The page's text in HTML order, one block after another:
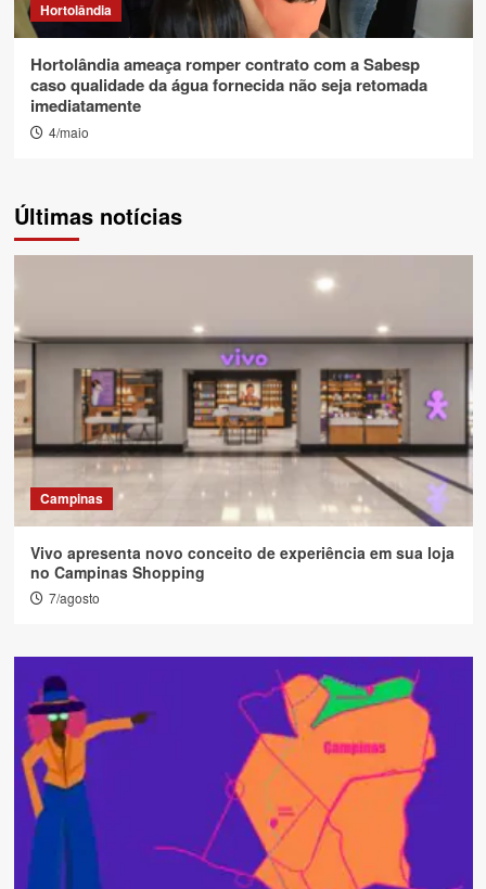
Hortolândia
Hortolândia ameaça romper contrato com a Sabesp
caso qualidade da água fornecida não seja retomada
imediatamente
4/maio
Últimas notícias
Campinas
Vivo apresenta novo conceito de experiência em sua loja
no Campinas Shopping
7/agosto